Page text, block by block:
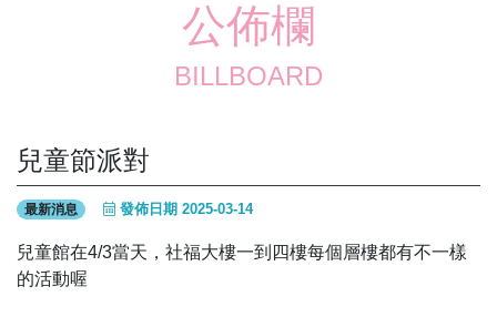
公佈欄
BILLBOARD
兒童節派對
最新消息 發佈日期 2025-03-14
兒童館在4/3當天，社福大樓一到四樓每個層樓都有不一樣
的活動喔